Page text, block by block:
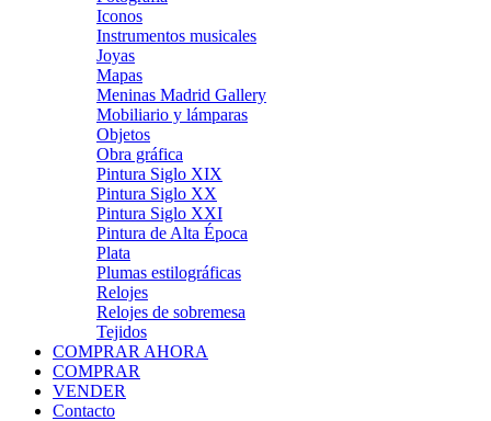
Iconos
Instrumentos musicales
Joyas
Mapas
Meninas Madrid Gallery
Mobiliario y lámparas
Objetos
Obra gráfica
Pintura Siglo XIX
Pintura Siglo XX
Pintura Siglo XXI
Pintura de Alta Época
Plata
Plumas estilográficas
Relojes
Relojes de sobremesa
Tejidos
COMPRAR AHORA
COMPRAR
VENDER
Contacto